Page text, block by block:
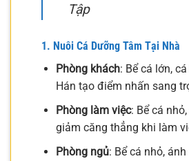
Tập
1. Nuôi Cá Dưỡng Tâm Tại Nhà
Phòng khách: Bể cá lớn,
Hán tạo điểm nhấn sang
Phòng làm việc: Bể cá
giảm căng thẳng khi làm
Phòng ngủ: Bể cá nhỏ,